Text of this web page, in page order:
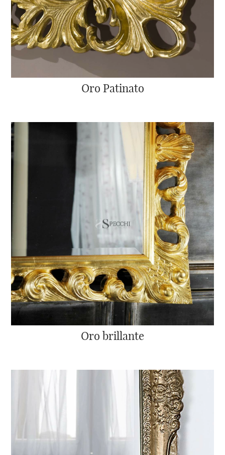
Oro Patinato
Oro brillante